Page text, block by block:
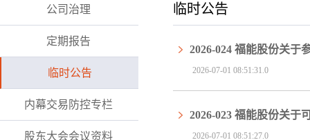
公司治理
定期报告
临时公告
内幕交易防控专栏
股东大会会议资料
临时公告
2026-024 福能股份关于
2026-07-01 08:51:31.0
2026-023 福能股份关于
2026-07-01 08:51:27.0